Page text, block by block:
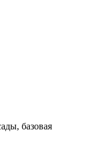
базовая